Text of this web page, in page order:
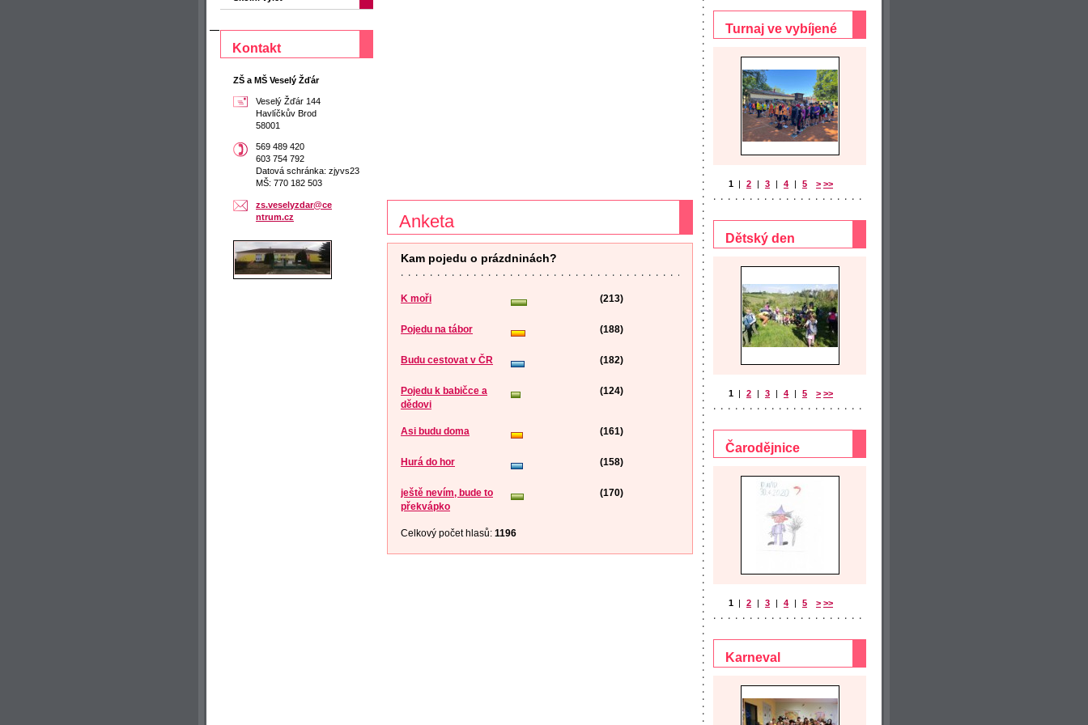
Anketa
Kam pojedu o prázdninách?
K moři (213)
Pojedu na tábor (188)
Budu cestovat v ČR (182)
Pojedu k babičce a
dědovi
(124)
Asi budu doma (161)
Hurá do hor (158)
ještě nevím, bude to
překvápko
(170)
Celkový počet hlasů: 1196
Turnaj ve vybíjené
1 | 2 | 3 | 4 | 5 > >>
Dětský den
1 | 2 | 3 | 4 | 5 > >>
Čarodějnice
1 | 2 | 3 | 4 | 5 > >>
Karneval
Kontakt
ZŠ a MŠ Veselý Žďár
Veselý Žďár 144
Havlíčkův Brod
58001
569 489 420
603 754 792
Datová schránka: zjyvs23
MŠ: 770 182 503
zs.veselyzdar@ce
ntrum.cz